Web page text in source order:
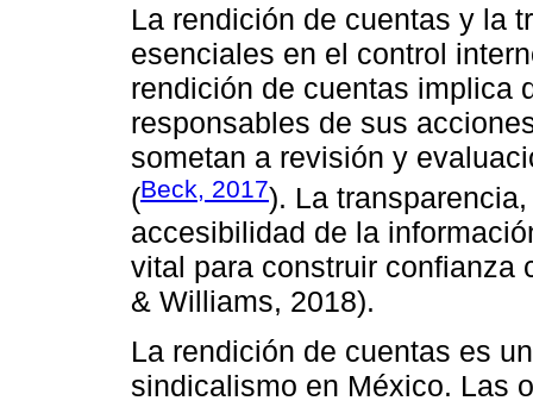
La rendición de cuentas y la
esenciales en el control
rendición de cuentas implica
responsables de sus
sometan a revisión y
(Beck, 2017). La
accesibilidad de la
vital para construir confianza
& Williams, 2018).
La rendición de cuentas es
sindicalismo en México. Las